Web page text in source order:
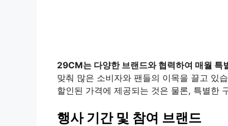
29CM는 다양한 브랜드와 협력하여 매월 특
맞춰 많은 소비자와 팬들의 이목을 끌고 있
할인된 가격에 제공되는 것은 물론, 특별한
행사 기간 및 참여 브랜드